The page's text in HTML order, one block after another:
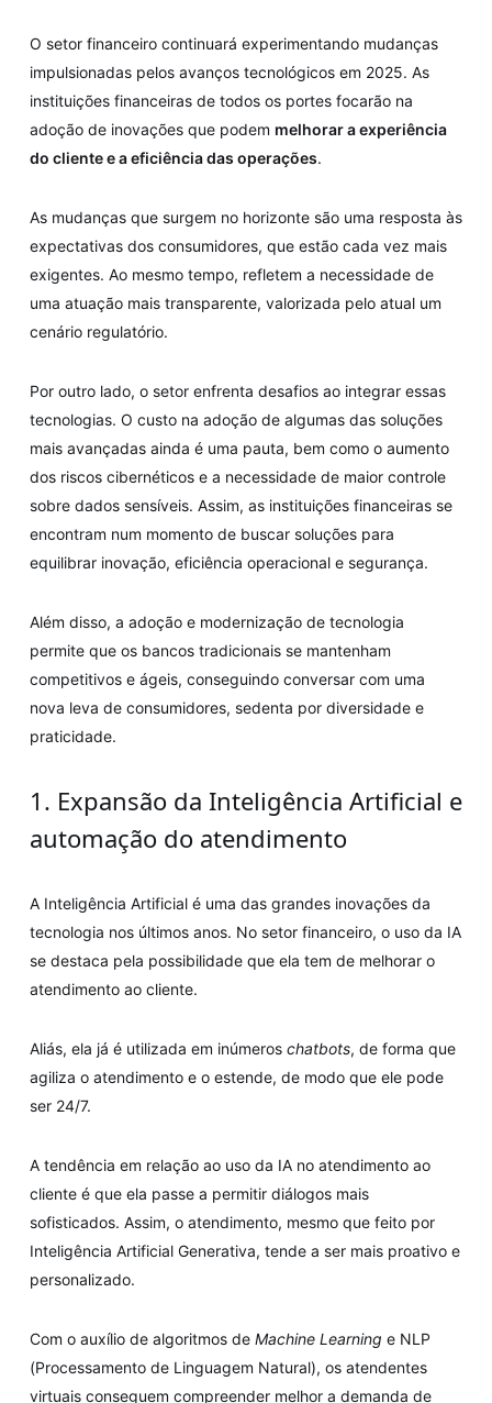
O setor financeiro continuará experimentando mudanças
impulsionadas pelos avanços tecnológicos em 2025. As
instituições financeiras de todos os portes focarão na
adoção de inovações que podem melhorar a experiência
do cliente e a eficiência das operações.
As mudanças que surgem no horizonte são uma resposta às
expectativas dos consumidores, que estão cada vez mais
exigentes. Ao mesmo tempo, refletem a necessidade de
uma atuação mais transparente, valorizada pelo atual um
cenário regulatório.
Por outro lado, o setor enfrenta desafios ao integrar essas
tecnologias. O custo na adoção de algumas das soluções
mais avançadas ainda é uma pauta, bem como o aumento
dos riscos cibernéticos e a necessidade de maior controle
sobre dados sensíveis. Assim, as instituições financeiras se
encontram num momento de buscar soluções para
equilibrar inovação, eficiência operacional e segurança.
Além disso, a adoção e modernização de tecnologia
permite que os bancos tradicionais se mantenham
competitivos e ágeis, conseguindo conversar com uma
nova leva de consumidores, sedenta por diversidade e
praticidade.
1. Expansão da Inteligência Artificial e
automação do atendimento
A Inteligência Artificial é uma das grandes inovações da
tecnologia nos últimos anos. No setor financeiro, o uso da IA
se destaca pela possibilidade que ela tem de melhorar o
atendimento ao cliente.
Aliás, ela já é utilizada em inúmeros chatbots, de forma que
agiliza o atendimento e o estende, de modo que ele pode
ser 24/7.
A tendência em relação ao uso da IA no atendimento ao
cliente é que ela passe a permitir diálogos mais
sofisticados. Assim, o atendimento, mesmo que feito por
Inteligência Artificial Generativa, tende a ser mais proativo e
personalizado.
Com o auxílio de algoritmos de Machine Learning e NLP
(Processamento de Linguagem Natural), os atendentes
virtuais conseguem compreender melhor a demanda de